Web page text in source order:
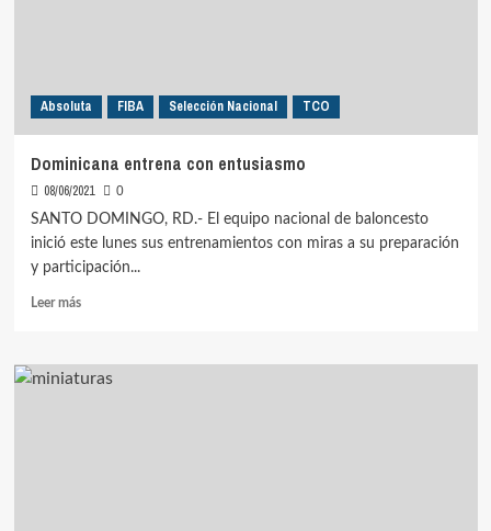
Absoluta FIBA Selección Nacional TCO
Dominicana entrena con entusiasmo
08/06/2021
0
SANTO DOMINGO, RD.- El equipo nacional de baloncesto
inició este lunes sus entrenamientos con miras a su preparación
y participación...
Leer másLeer
Dominicana
entrena